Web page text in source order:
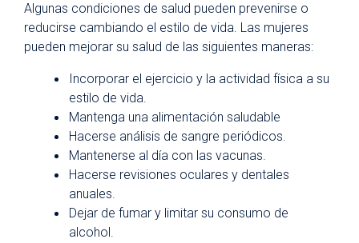
Algunas condiciones de salud pueden prevenirse o
reducirse cambiando el estilo de vida. Las mujeres
pueden mejorar su salud de las siguientes maneras:
Incorporar el ejercicio y la actividad física a su
estilo de vida.
Mantenga una alimentación saludable
Hacerse análisis de sangre periódicos.
Mantenerse al día con las vacunas.
Hacerse revisiones oculares y dentales
anuales.
Dejar de fumar y limitar su consumo de
alcohol.